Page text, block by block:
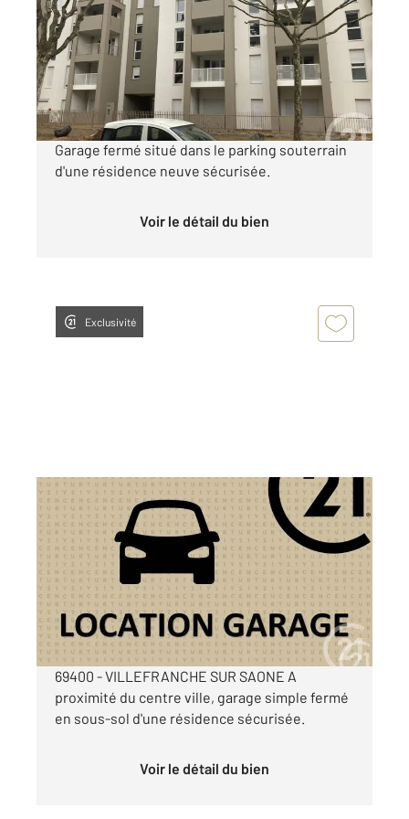
Ref : 31288
Parking à louer
80 €
par mois charges comprises
Garage fermé situé dans le parking souterrain
d'une résidence neuve sécurisée.
Voir le détail du bien
Exclusivité
VILLEFRANCHE SUR SAONE 69
12 m 2
Ref : 30877
Parking à louer
80 €
par mois charges comprises
69400 - VILLEFRANCHE SUR SAONE A
proximité du centre ville, garage simple fermé
en sous-sol d'une résidence sécurisée.
Voir le détail du bien